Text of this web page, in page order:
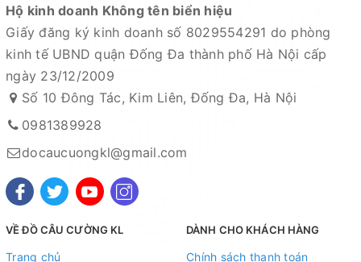
Hộ kinh doanh Không tên biển hiệu
Giấy đăng ký kinh doanh số 8029554291 do phòng
kinh tế UBND quận Đống Đa thành phố Hà Nội cấp
ngày 23/12/2009
Số 10 Đông Tác, Kim Liên, Đống Đa, Hà Nội
0981389928
docaucuongkl@gmail.com
VỀ ĐỒ CÂU CƯỜNG KL
Trang chủ
DÀNH CHO KHÁCH HÀNG
Chính sách thanh toán